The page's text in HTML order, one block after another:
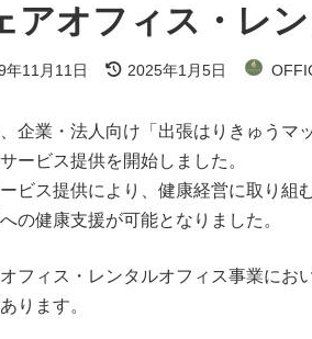
アオフィス・レ
年11月11日
最
終
新
日
時
:
2025年1月5日
企業・法人向け「出張はりきゅうマ
ービス提供を開始しました。
ビス提供により、健康経営に取り組
の健康支援が可能となりました。
フィス・レンタルオフィス事業にお
ります。